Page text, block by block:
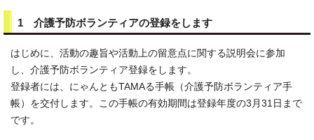
1 介護予防ボランティアの登録をします
はじめに、活動の趣旨や活動上の留意点に関する説明会に参加
し、介護予防ボランティア登録をします。
登録者には、にゃんともTAMAる手帳（介護予防ボランティア手
帳）を交付します。この手帳の有効期間は登録年度の3月31日まで
です。